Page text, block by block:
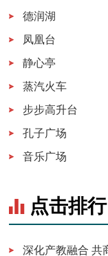
德润湖
凤凰台
静心亭
蒸汽火车
步步高升台
孔子广场
音乐广场
点击排行